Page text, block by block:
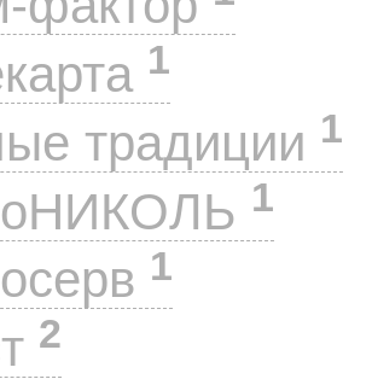
1
традиции 1
1
1
2